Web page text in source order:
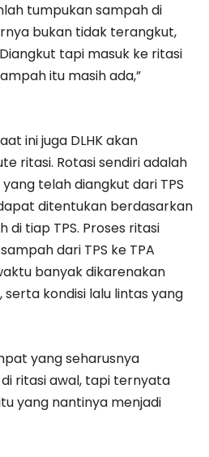
tumpukan sampah di
bukan tidak terangkut,
tapi masuk ke ritasi
itu masih ada,”
ini juga DLHK akan
ritasi. Rotasi sendiri adalah
telah diangkut dari TPS
ditentukan berdasarkan
di tiap TPS. Proses ritasi
dari TPS ke TPA
banyak dikarenakan
serta kondisi lalu lintas yang
yang seharusnya
ritasi awal, tapi ternyata
yang nantinya menjadi